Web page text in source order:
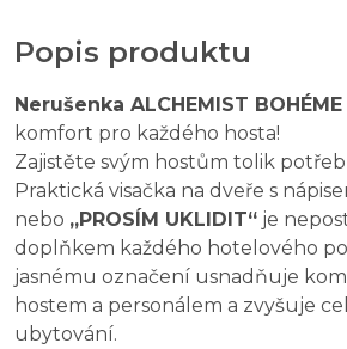
Popis produktu
Nerušenka ALCHEMIST BOHÉME
komfort pro každého hosta!
Zajistěte svým hostům tolik
Praktická visačka na dveře s
nebo „PROSÍM UKLIDIT“ je
doplňkem každého hotelového
jasnému označení usnadňuje
hostem a personálem a zvyšuje
ubytování.